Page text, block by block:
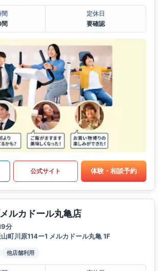
定休日
要確認
公式サイト 体験・相談予約
ルカドール丸亀店
分
町川原114ー1 メルカドール丸亀 1F
他店舗利用